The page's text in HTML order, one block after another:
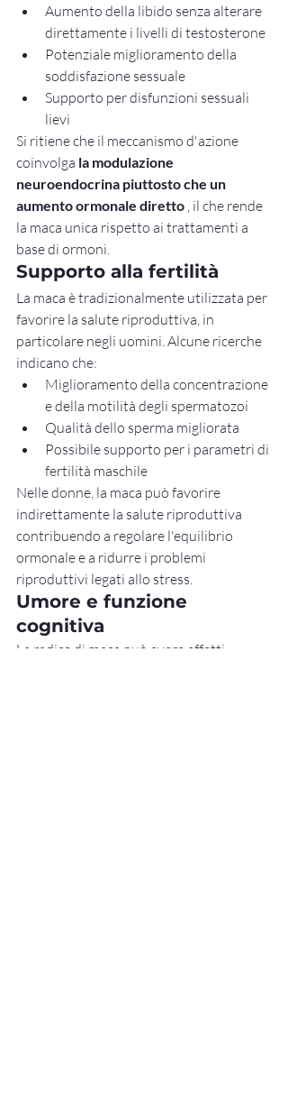
Aumento della libido senza alterare
direttamente i livelli di testosterone
Potenziale miglioramento della
soddisfazione sessuale
Supporto per disfunzioni sessuali
lievi
Si ritiene che il meccanismo d'azione
coinvolga la modulazione
neuroendocrina piuttosto che un
aumento ormonale diretto , il che rende
la maca unica rispetto ai trattamenti a
base di ormoni.
Supporto alla fertilità
La maca è tradizionalmente utilizzata per
favorire la salute riproduttiva, in
particolare negli uomini. Alcune ricerche
indicano che:
Miglioramento della concentrazione
e della motilità degli spermatozoi
Qualità dello sperma migliorata
Possibile supporto per i parametri di
fertilità maschile
Nelle donne, la maca può favorire
indirettamente la salute riproduttiva
contribuendo a regolare l'equilibrio
ormonale e a ridurre i problemi
riproduttivi legati allo stress.
Umore e funzione
cognitiva
La radice di maca può avere effetti